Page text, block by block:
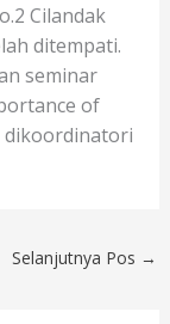
Cilandak
ditempati.
seminar
of
dikoordinatori
Selanjutnya Pos →